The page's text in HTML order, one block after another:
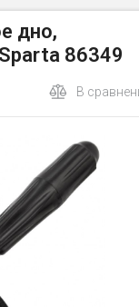
дно,
86349
В